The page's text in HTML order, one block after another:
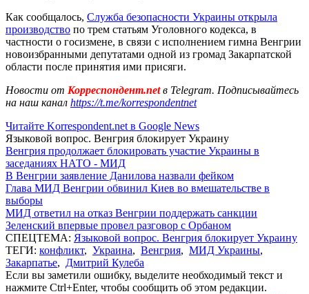
Как сообщалось, Служба безопасности Украины открыла
производство по трем статьям Уголовного кодекса, в
частности о госизмене, в связи с исполнением гимна Венгрии
новоизбранными депутатами одной из громад Закарпатской
области после принятия ими присяги.
Новости от Корреспондент.netв Telegram. Подписывайтесь
на наш канал https://t.me/korrespondentnet
Читайте Korrespondent.net в Google News
Языковой вопрос. Венгрия блокирует Украину
Венгрия продолжает блокировать участие Украины в
заседаниях НАТО - МИД
В Венгрии заявление Данилова назвали фейком
Глава МИД Венгрии обвинил Киев во вмешательстве в
выборы
МИД ответил на отказ Венгрии поддержать санкции
Зеленский впервые провел разговор с Орбаном
СПЕЦТЕМА: Языковой вопрос. Венгрия блокирует Украину
ТЕГИ: конфликт, Украина, Венгрия, МИД Украины,
Закарпатье, Дмитрий Кулеба
Если вы заметили ошибку, выделите необходимый текст и
нажмите Ctrl+Enter, чтобы сообщить об этом редакции.